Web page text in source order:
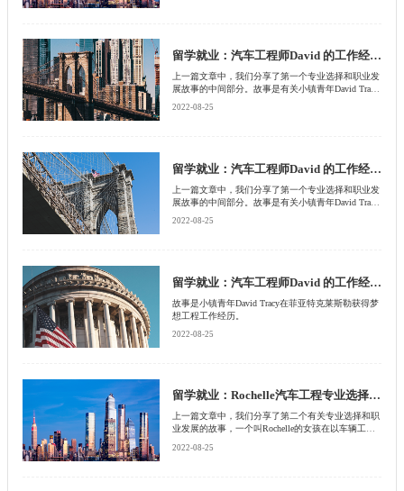
留学就业：汽车工程师David 的工作经历分享（3）
上一篇文章中，我们分享了第一个专业选择和职业发
展故事的中间部分。故事是有关小镇青年David Tracy
2022-08-25
留学就业：汽车工程师David 的工作经历分享（2）
上一篇文章中，我们分享了第一个专业选择和职业发
展故事的中间部分。故事是有关小镇青年David Tracy
2022-08-25
留学就业：汽车工程师David 的工作经历分享（1）
故事是小镇青年David Tracy在菲亚特克莱斯勒获得梦
想工程工作经历。
2022-08-25
留学就业：Rochelle汽车工程专业选择和职业发展分享
上一篇文章中，我们分享了第二个有关专业选择和职
业发展的故事，一个叫Rochelle的女孩在以车辆工程
的经历。
2022-08-25